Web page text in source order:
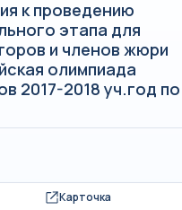
к проведению
этапа для
и членов жюри
олимпиада
2017-2018 уч.год
Карточка